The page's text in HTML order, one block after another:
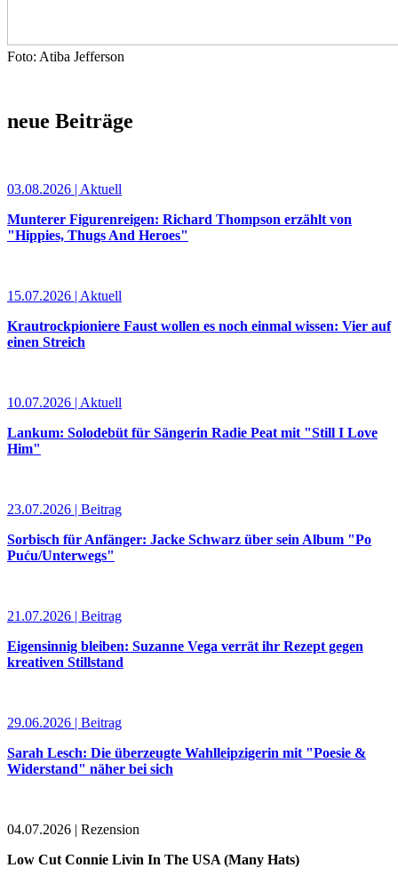
Foto: Atiba Jefferson
neue Beiträge
03.08.2026 | Aktuell
Munterer Figurenreigen: Richard Thompson erzählt von
"Hippies, Thugs And Heroes"
15.07.2026 | Aktuell
Krautrockpioniere Faust wollen es noch einmal wissen: Vier auf
einen Streich
10.07.2026 | Aktuell
Lankum: Solodebüt für Sängerin Radie Peat mit "Still I Love
Him"
23.07.2026 | Beitrag
Sorbisch für Anfänger: Jacke Schwarz über sein Album "Po
Puću/Unterwegs"
21.07.2026 | Beitrag
Eigensinnig bleiben: Suzanne Vega verrät ihr Rezept gegen
kreativen Stillstand
29.06.2026 | Beitrag
Sarah Lesch: Die überzeugte Wahlleipzigerin mit "Poesie &
Widerstand" näher bei sich
04.07.2026 | Rezension
Low Cut Connie Livin In The USA (Many Hats)